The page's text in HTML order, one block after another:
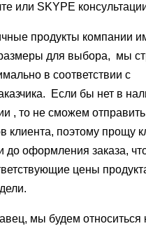
или SKYPE
продукты компании
для выбора, мы
в соответствии с
Если бы нет в
, то не сможем
клиента, поэтому прощу
до оформления заказа,
цены
мы будем относиться